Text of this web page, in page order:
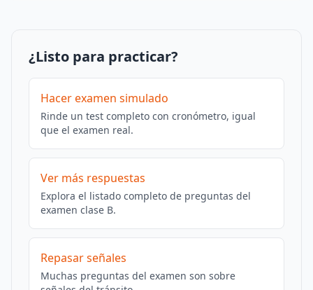
¿Listo para practicar?
Hacer examen simulado
Rinde un test completo con cronómetro, igual
que el examen real.
Ver más respuestas
Explora el listado completo de preguntas del
examen clase B.
Repasar señales
Muchas preguntas del examen son sobre